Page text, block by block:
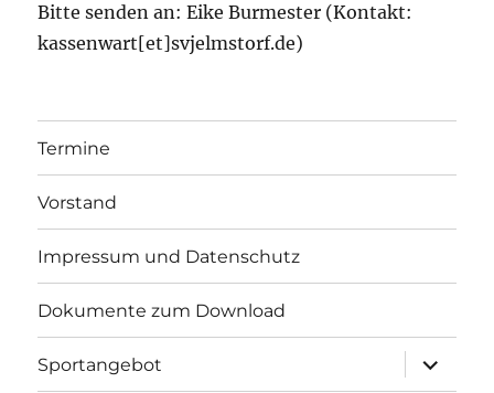
Bitte senden an: Eike Burmester (Kontakt:
kassenwart[et]svjelmstorf.de)
Termine
Vorstand
Impressum und Datenschutz
Dokumente zum Download
Sportangebot
öffnen